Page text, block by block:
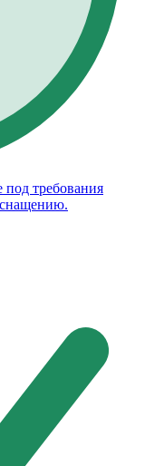
требования